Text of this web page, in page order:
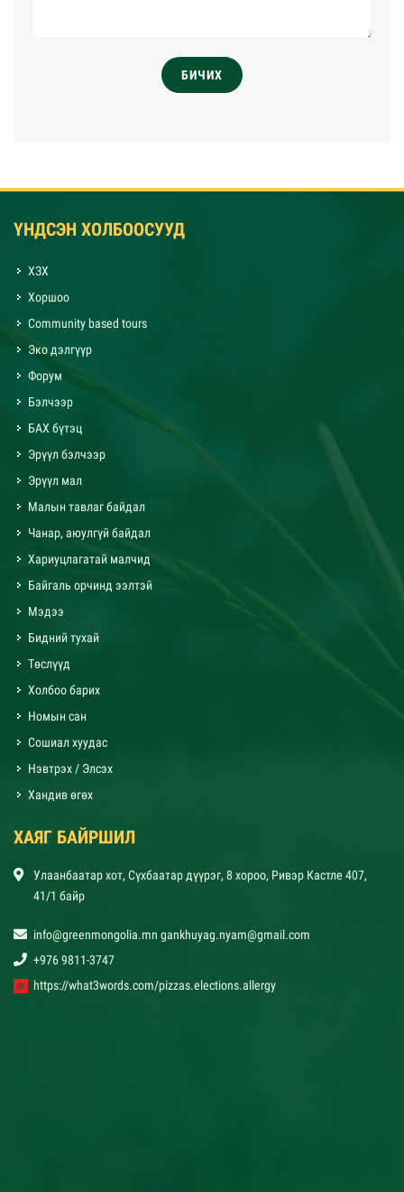
БИЧИХ
ҮНДСЭН ХОЛБООСУУД
ХЗХ
Хоршоо
Community based tours
Эко дэлгүүр
Форум
Бэлчээр
БАХ бүтэц
Эрүүл бэлчээр
Эрүүл мал
Малын тавлаг байдал
Чанар, аюулгүй байдал
Хариуцлагатай малчид
Байгаль орчинд ээлтэй
Мэдээ
Бидний тухай
Төслүүд
Холбоо барих
Номын сан
Сошиал хуудас
Нэвтрэх / Элсэх
Хандив өгөх
ХАЯГ БАЙРШИЛ
Улаанбаатар хот, Сүхбаатар дүүрэг, 8 хороо, Ривэр Кастле 407,
41/1 байр
info@greenmongolia.mn gankhuyag.nyam@gmail.com
+976 9811-3747
https://what3words.com/pizzas.elections.allergy